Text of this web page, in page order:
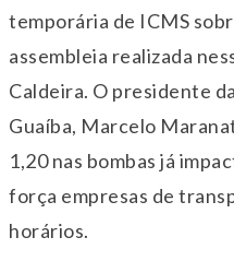
temporária de ICMS
assembleia realizada
Caldeira. O presidente
Guaíba, Marcelo
1,20 nas bombas já
força empresas de
horários.